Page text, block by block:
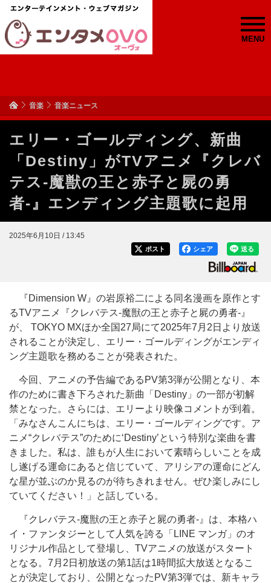
MENU
音楽 音楽ニュース
エリー・ゴールディング、新曲
「Destiny」がTVアニメ『クレバ
テス-魔獣の王と赤子と屍の勇
者-』エンディング主題歌に起用
2025年6月10日 / 13:45
送る
シェア
ポスト
『Dimension W』の岩原裕二による同名漫画を原作とす
るTVアニメ『クレバテス-魔獣の王と赤子と屍の勇者-』
が、 TOKYO MXほか全国27局にて2025年7月2日より放送
されることが決定し、エリー・ゴールディングがエンディ
ング主題歌を務めることが発表された。
今回、アニメの予告編であるPV第3弾が公開となり、本
作のために書き下ろされた新曲「Destiny」の一部が初解
禁となった。さらには、エリーより映像コメントが到着。
「みなさんこんにちは、エリー・ゴールディングです。ア
ニメ“クレバテス”のために‘Destiny’という特別な楽曲を書
きました。私は、誰もが人生において素晴らしいことを成
し遂げる運命にあると信じていて、アリシアの運命にどん
な星が並ぶのか見るのが待ちきれません。ぜひ楽しみにし
ていてください！」と話している。
『クレバテス-魔獣の王と赤子と屍の勇者-』は、本格ハ
イ・ファンタジーとして人気を誇る「LINE マンガ」のオ
リジナル作品として登場し、TVアニメの放送がスタート
となる。7月2日初放送の第1話は1時間拡大放送となるこ
とが決定しており、公開となったPV第3弾では、新キャラ